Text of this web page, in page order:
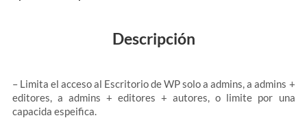
Descripción
– Limita el acceso al Escritorio de WP solo a admins, a admins +
editores, a admins + editores + autores, o limite por una
capacida espeifica.